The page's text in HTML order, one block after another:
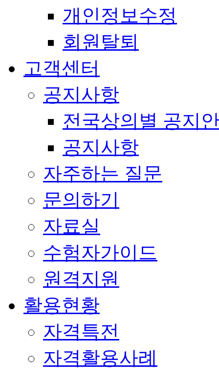
개인정보수정
회원탈퇴
고객센터
공지사항
전국상의별 공지
공지사항
자주하는 질문
문의하기
자료실
수험자가이드
원격지원
활용현황
자격특전
자격활용사례